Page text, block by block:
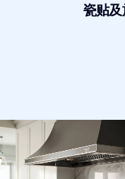
瓷贴